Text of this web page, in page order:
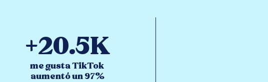
+20.5K
me gusta TikTok
aumentó un 97%